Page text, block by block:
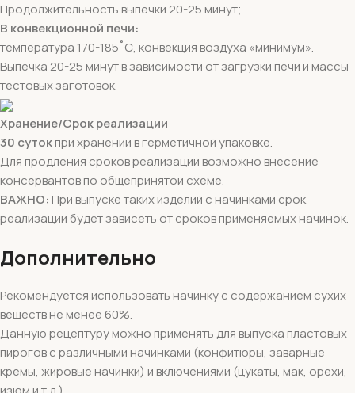
Продолжительность выпечки 20-25 минут;
В конвекционной печи:
температура 170-185˚С, конвекция воздуха «минимум».
Выпечка 20-25 минут в зависимости от загрузки печи и массы
тестовых заготовок.
Хранение/Срок реализации
30 сутокпри хранении в герметичной упаковке.
Для продления сроков реализации возможно внесение
консервантов по общепринятой схеме.
ВАЖНО: При выпуске таких изделий с начинками срок
реализации будет зависеть от сроков применяемых начинок.
Дополнительно
Рекомендуется использовать начинку с содержанием сухих
веществ не менее 60%.
Данную рецептуру можно применять для выпуска пластовых
пирогов с различными начинками (конфитюры, заварные
кремы, жировые начинки) и включениями (цукаты, мак, орехи,